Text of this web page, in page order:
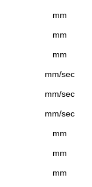
mm
mm
mm
mm/sec
mm/sec
mm/sec
mm
mm
mm